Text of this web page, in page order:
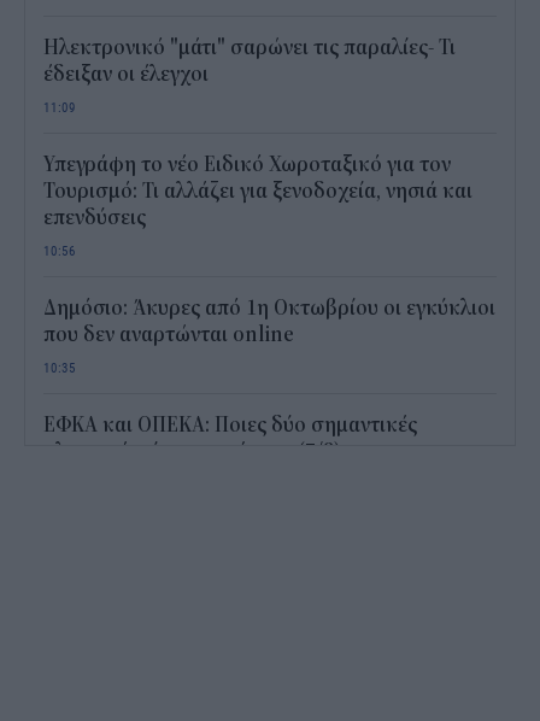
Ηλεκτρονικό "μάτι" σαρώνει τις παραλίες- Τι
έδειξαν οι έλεγχοι
11:09
Υπεγράφη το νέο Ειδικό Χωροταξικό για τον
Τουρισμό: Τι αλλάζει για ξενοδοχεία, νησιά και
επενδύσεις
10:56
Δημόσιο: Άκυρες από 1η Οκτωβρίου οι εγκύκλιοι
που δεν αναρτώνται online
10:35
ΕΦΚΑ και ΟΠΕΚΑ: Ποιες δύο σημαντικές
πληρωμές γίνονται σήμερα (7/8)